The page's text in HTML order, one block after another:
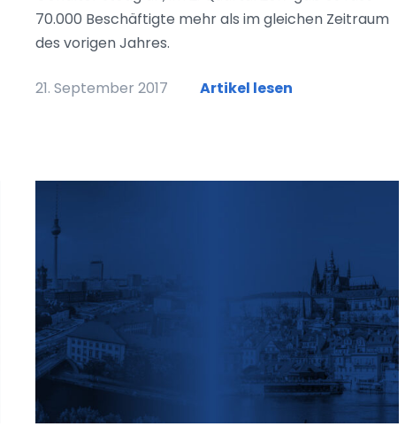
70.000 Beschäftigte mehr als im gleichen Zeitraum
des vorigen Jahres.
21. September 2017 Artikel lesen